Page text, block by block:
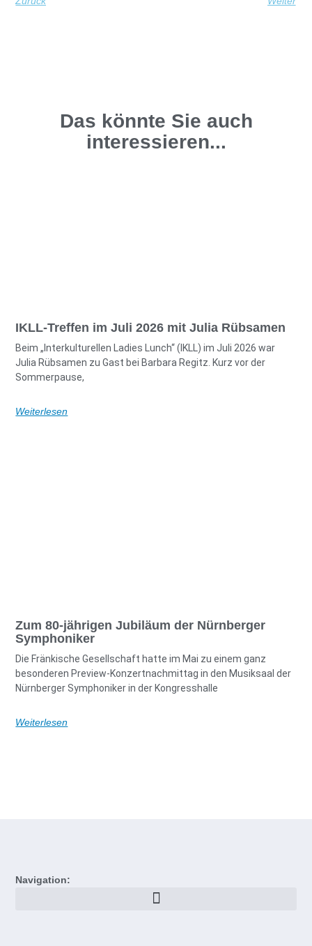
Das könnte Sie auch
interessieren...
IKLL-Treffen im Juli 2026 mit Julia Rübsamen
Beim „Interkulturellen Ladies Lunch“ (IKLL) im Juli 2026 war
Julia Rübsamen zu Gast bei Barbara Regitz. Kurz vor der
Sommerpause,
Weiterlesen
Zum 80-jährigen Jubiläum der Nürnberger
Symphoniker
Die Fränkische Gesellschaft hatte im Mai zu einem ganz
besonderen Preview-Konzertnachmittag in den Musiksaal der
Nürnberger Symphoniker in der Kongresshalle
Weiterlesen
Navigation: